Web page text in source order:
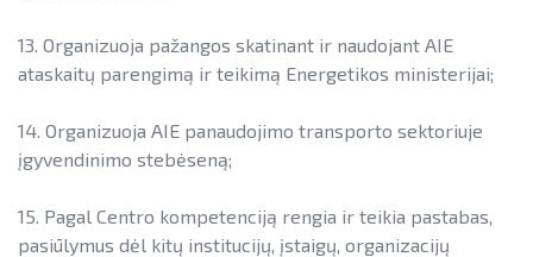
13. Organizuoja pažangos skatinant ir naudojant AIE
ataskaitų parengimą ir teikimą Energetikos ministerijai;
14. Organizuoja AIE panaudojimo transporto sektoriuje
įgyvendinimo stebėseną;
15. Pagal Centro kompetenciją rengia ir teikia pastabas,
pasiūlymus dėl kitų institucijų, įstaigų, organizacijų